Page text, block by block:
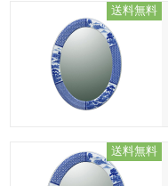
送料無料
送料無料